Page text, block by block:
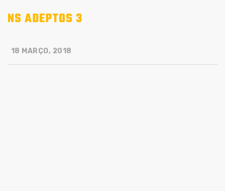
NS ADEPTOS 3
18 MARÇO, 2018